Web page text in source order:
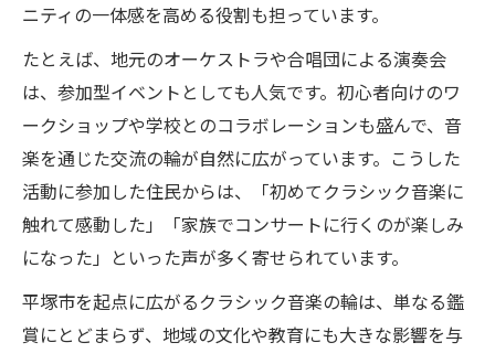
ニティの一体感を高める役割も担っています。
たとえば、地元のオーケストラや合唱団による演奏会
は、参加型イベントとしても人気です。初心者向けのワ
ークショップや学校とのコラボレーションも盛んで、音
楽を通じた交流の輪が自然に広がっています。こうした
活動に参加した住民からは、「初めてクラシック音楽に
触れて感動した」「家族でコンサートに行くのが楽しみ
になった」といった声が多く寄せられています。
平塚市を起点に広がるクラシック音楽の輪は、単なる鑑
賞にとどまらず、地域の文化や教育にも大きな影響を与